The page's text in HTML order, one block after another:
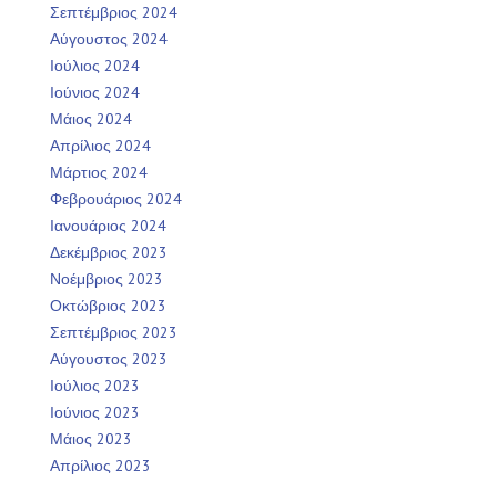
Σεπτέμβριος 2024
Αύγουστος 2024
Ιούλιος 2024
Ιούνιος 2024
Μάιος 2024
Απρίλιος 2024
Μάρτιος 2024
Φεβρουάριος 2024
Ιανουάριος 2024
Δεκέμβριος 2023
Νοέμβριος 2023
Οκτώβριος 2023
Σεπτέμβριος 2023
Αύγουστος 2023
Ιούλιος 2023
Ιούνιος 2023
Μάιος 2023
Απρίλιος 2023